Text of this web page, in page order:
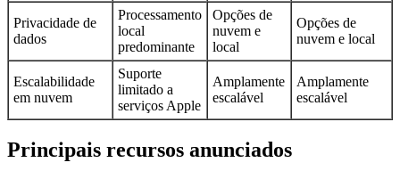
Privacidade de
dados
Processamento
local
predominante
Opções de
nuvem e
local
Opções de
nuvem e local
Escalabilidade
em nuvem
Suporte
limitado a
serviços Apple
Amplamente
escalável
Amplamente
escalável
Principais recursos anunciados